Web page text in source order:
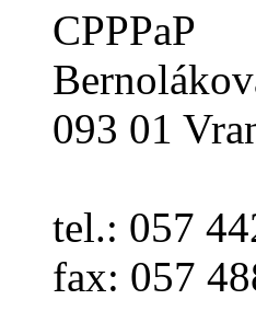
CPPPaP
093 01
tel.: 057
fax: 057